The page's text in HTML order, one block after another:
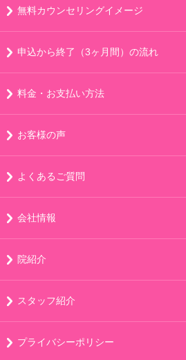
無料カウンセリングイメージ
申込から終了（3ヶ月間）の流れ
料金・お支払い方法
お客様の声
よくあるご質問
会社情報
院紹介
スタッフ紹介
プライバシーポリシー